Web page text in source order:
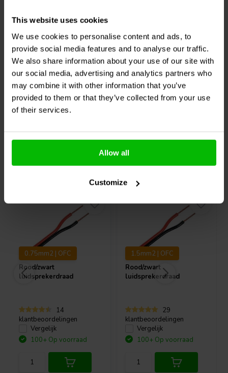
This website uses cookies
We use cookies to personalise content and ads, to
provide social media features and to analyse our traffic.
We also share information about your use of our site with
our social media, advertising and analytics partners who
may combine it with other information that you’ve
provided to them or that they’ve collected from your use
of their services.
Allow all
Customize
Gouden 18-16 AWG 2,8
mm female Disconnect 1
paar
5
klantbeoordelingen
Vergelijk
100+ Op voorraad
mm female Disconnect 1
paar
4
klantbeoordelingen
Vergelijk
51 Op voorraad
0.75mm2 | OFC
Rood/zwart
luidsprekerdraad
14
klantbeoordelingen
Vergelijk
100+ Op voorraad
1.5mm2 | OFC
Rood/zwart
luidsprekerdraad
29
klantbeoordelingen
Vergelijk
100+ Op voorraad